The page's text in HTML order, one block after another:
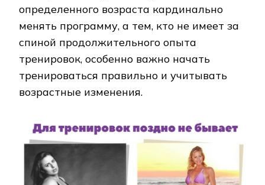
определенного возраста кардинально
менять программу, а тем, кто не имеет за
спиной продолжительного опыта
тренировок, особенно важно начать
тренироваться правильно и учитывать
возрастные изменения.